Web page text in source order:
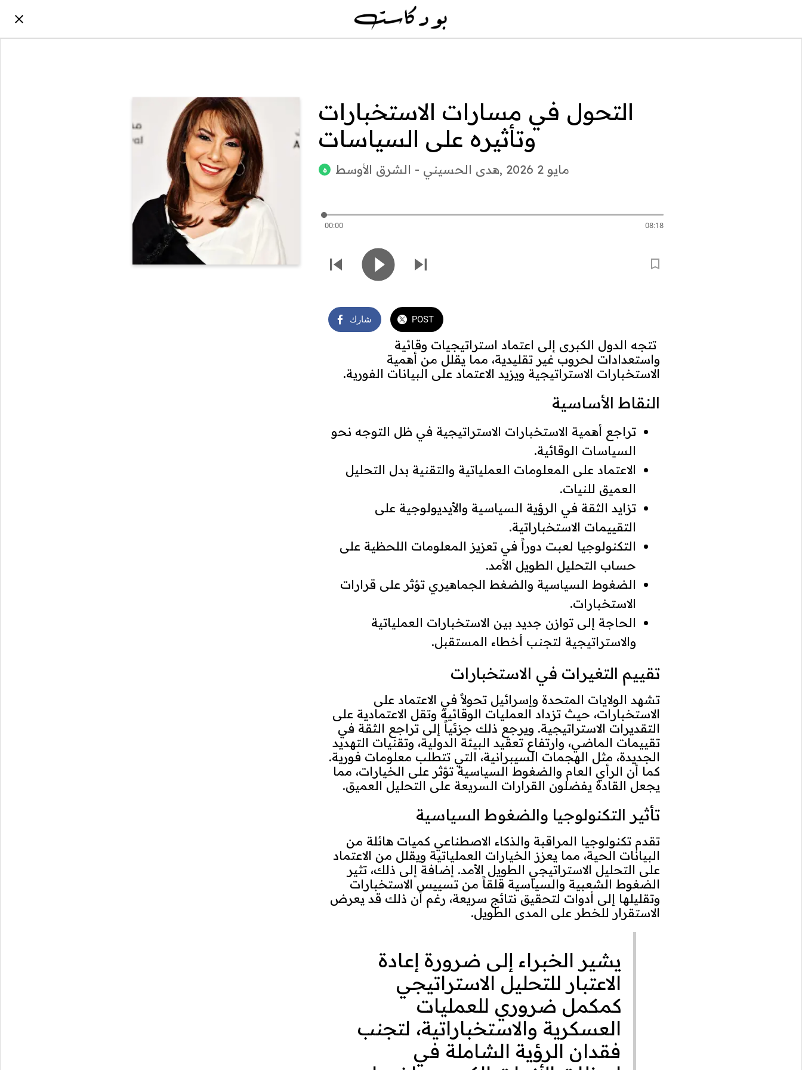
التحول في مسارات الاستخبارات
وتأثيره على السياسات
ه هدى الحسيني - الشرق الأوسط , مايو 2 2026
00:00 08:18
شارك POST
تتجه الدول الكبرى إلى اعتماد استراتيجيات وقائية
واستعدادات لحروب غير تقليدية، مما يقلل من أهمية
الاستخبارات الاستراتيجية ويزيد الاعتماد على البيانات الفورية.
النقاط الأساسية
تراجع أهمية الاستخبارات الاستراتيجية في ظل التوجه نحو
السياسات الوقائية.
الاعتماد على المعلومات العملياتية والتقنية بدل التحليل
العميق للنيات.
تزايد الثقة في الرؤية السياسية والأيديولوجية على
التقييمات الاستخباراتية.
التكنولوجيا لعبت دوراً في تعزيز المعلومات اللحظية على
حساب التحليل الطويل الأمد.
الضغوط السياسية والضغط الجماهيري تؤثر على قرارات
الاستخبارات.
الحاجة إلى توازن جديد بين الاستخبارات العملياتية
والاستراتيجية لتجنب أخطاء المستقبل.
تقييم التغيرات في الاستخبارات
تشهد الولايات المتحدة وإسرائيل تحولاً في الاعتماد على
الاستخبارات، حيث تزداد العمليات الوقائية وتقل الاعتمادية على
التقديرات الاستراتيجية. ويرجع ذلك جزئياً إلى تراجع الثقة في
تقييمات الماضي، وارتفاع تعقيد البيئة الدولية، وتقنيات التهديد
الجديدة، مثل الهجمات السيبرانية، التي تتطلب معلومات فورية.
كما أن الرأي العام والضغوط السياسية تؤثر على الخيارات، مما
يجعل القادة يفضلون القرارات السريعة على التحليل العميق.
تأثير التكنولوجيا والضغوط السياسية
تقدم تكنولوجيا المراقبة والذكاء الاصطناعي كميات هائلة من
البيانات الحية، مما يعزز الخيارات العملياتية ويقلل من الاعتماد
على التحليل الاستراتيجي الطويل الأمد. إضافة إلى ذلك، تثير
الضغوط الشعبية والسياسية قلقاً من تسييس الاستخبارات
وتقليلها إلى أدوات لتحقيق نتائج سريعة، رغم أن ذلك قد يعرض
الاستقرار للخطر على المدى الطويل.
يشير الخبراء إلى ضرورة إعادة
الاعتبار للتحليل الاستراتيجي
كمكمل ضروري للعمليات
العسكرية والاستخباراتية، لتجنب
فقدان الرؤية الشاملة في